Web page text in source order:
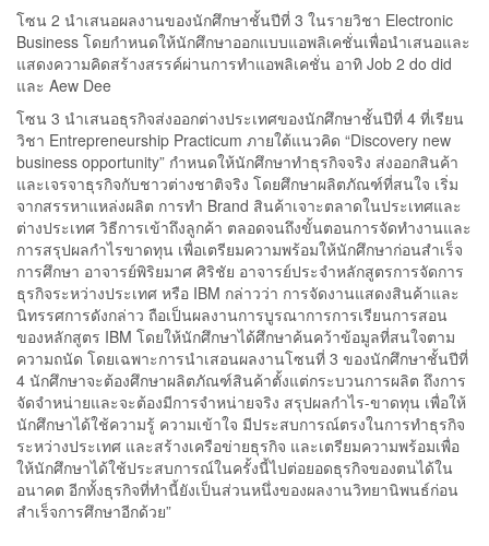
โซน 2 นำเสนอผลงานของนักศึกษาชั้นปีที่ 3 ในรายวิชา Electronic
Business โดยกำหนดให้นักศึกษาออกแบบแอพลิเคชั่นเพื่อนำเสนอและ
แสดงความคิดสร้างสรรค์ผ่านการทำแอพลิเคชั่น อาทิ Job 2 do did
และ Aew Dee
โซน 3 นำเสนอธุรกิจส่งออกต่างประเทศของนักศึกษาชั้นปีที่ 4 ที่เรียน
วิชา Entrepreneurship Practicum ภายใต้แนวคิด “Discovery new
business opportunity” กำหนดให้นักศึกษาทำธุรกิจจริง ส่งออกสินค้า
และเจรจาธุรกิจกับชาวต่างชาติจริง โดยศึกษาผลิตภัณฑ์ที่สนใจ เริ่ม
จากสรรหาแหล่งผลิต การทำ Brand สินค้าเจาะตลาดในประเทศและ
ต่างประเทศ วิธีการเข้าถึงลูกค้า ตลอดจนถึงขั้นตอนการจัดทำงานและ
การสรุปผลกำไรขาดทุน เพื่อเตรียมความพร้อมให้นักศึกษาก่อนสำเร็จ
การศึกษา อาจารย์พิริยมาศ ศิริชัย อาจารย์ประจำหลักสูตรการจัดการ
ธุรกิจระหว่างประเทศ หรือ IBM กล่าวว่า การจัดงานแสดงสินค้าและ
นิทรรศการดังกล่าว ถือเป็นผลงานการบูรณาการการเรียนการสอน
ของหลักสูตร IBM โดยให้นักศึกษาได้ศึกษาค้นคว้าข้อมูลที่สนใจตาม
ความถนัด โดยเฉพาะการนำเสอนผลงานโซนที่ 3 ของนักศึกษาชั้นปีที่
4 นักศึกษาจะต้องศึกษาผลิตภัณฑ์สินค้าตั้งแต่กระบวนการผลิต ถึงการ
จัดจำหน่ายและจะต้องมีการจำหน่ายจริง สรุปผลกำไร-ขาดทุน เพื่อให้
นักศึกษาได้ใช้ความรู้ ความเข้าใจ มีประสบการณ์ตรงในการทำธุรกิจ
ระหว่างประเทศ และสร้างเครือข่ายธุรกิจ และเตรียมความพร้อมเพื่อ
ให้นักศึกษาได้ใช้ประสบการณ์ในครั้งนี้ไปต่อยอดธุรกิจของตนได้ใน
อนาคต อีกทั้งธุรกิจที่ทำนี้ยังเป็นส่วนหนึ่งของผลงานวิทยานิพนธ์ก่อน
สำเร็จการศึกษาอีกด้วย”